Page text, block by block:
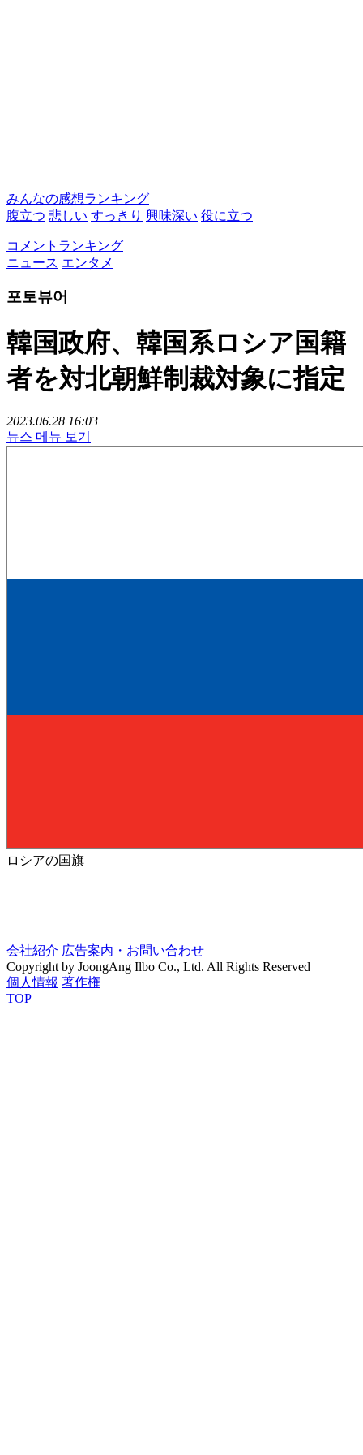
みんなの感想ランキング
腹立つ 悲しい すっきり 興味深い 役に立つ
コメントランキング
ニュース エンタメ
포토뷰어
韓国政府、韓国系ロシア国籍
者を対北朝鮮制裁対象に指定
2023.06.28 16:03
뉴스 메뉴 보기
ロシアの国旗
会社紹介 広告案内・お問い合わせ
Copyright by JoongAng Ilbo Co., Ltd. All Rights Reserved
個人情報 著作権
TOP